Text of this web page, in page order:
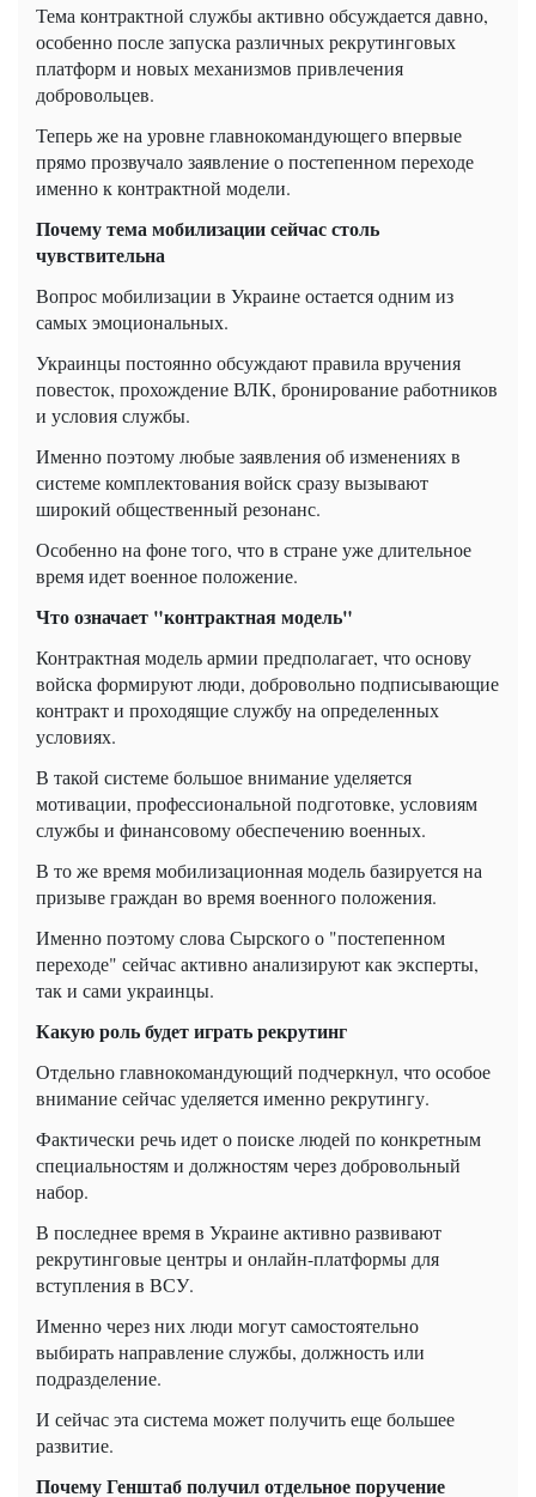
Тема контрактной службы активно обсуждается давно,
особенно после запуска различных рекрутинговых
платформ и новых механизмов привлечения
добровольцев.
Теперь же на уровне главнокомандующего впервые
прямо прозвучало заявление о постепенном переходе
именно к контрактной модели.
Почему тема мобилизации сейчас столь
чувствительна
Вопрос мобилизации в Украине остается одним из
самых эмоциональных.
Украинцы постоянно обсуждают правила вручения
повесток, прохождение ВЛК, бронирование работников
и условия службы.
Именно поэтому любые заявления об изменениях в
системе комплектования войск сразу вызывают
широкий общественный резонанс.
Особенно на фоне того, что в стране уже длительное
время идет военное положение.
Что означает "контрактная модель"
Контрактная модель армии предполагает, что основу
войска формируют люди, добровольно подписывающие
контракт и проходящие службу на определенных
условиях.
В такой системе большое внимание уделяется
мотивации, профессиональной подготовке, условиям
службы и финансовому обеспечению военных.
В то же время мобилизационная модель базируется на
призыве граждан во время военного положения.
Именно поэтому слова Сырского о "постепенном
переходе" сейчас активно анализируют как эксперты,
так и сами украинцы.
Какую роль будет играть рекрутинг
Отдельно главнокомандующий подчеркнул, что особое
внимание сейчас уделяется именно рекрутингу.
Фактически речь идет о поиске людей по конкретным
специальностям и должностям через добровольный
набор.
В последнее время в Украине активно развивают
рекрутинговые центры и онлайн-платформы для
вступления в ВСУ.
Именно через них люди могут самостоятельно
выбирать направление службы, должность или
подразделение.
И сейчас эта система может получить еще большее
развитие.
Почему Генштаб получил отдельное поручение